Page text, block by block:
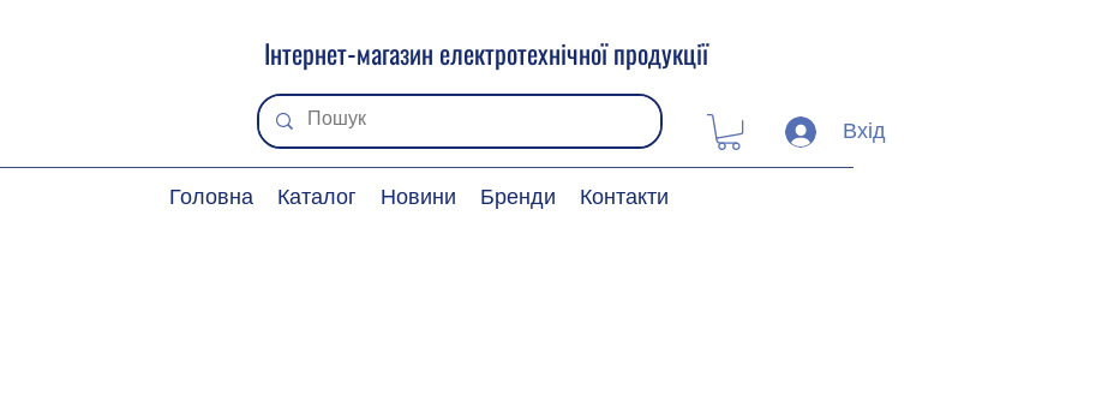
Інтернет-магазин електротехнічної продукції
Вхід
Головна Каталог Новини Бренди Контакти